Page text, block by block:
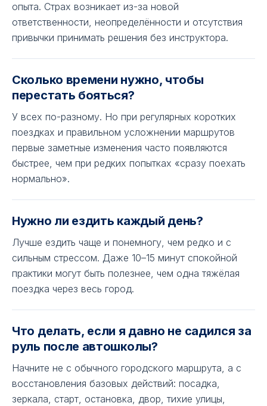
опыта. Страх возникает из-за новой
ответственности, неопределённости и отсутствия
привычки принимать решения без инструктора.
Сколько времени нужно, чтобы
перестать бояться?
У всех по-разному. Но при регулярных коротких
поездках и правильном усложнении маршрутов
первые заметные изменения часто появляются
быстрее, чем при редких попытках «сразу поехать
нормально».
Нужно ли ездить каждый день?
Лучше ездить чаще и понемногу, чем редко и с
сильным стрессом. Даже 10–15 минут спокойной
практики могут быть полезнее, чем одна тяжёлая
поездка через весь город.
Что делать, если я давно не садился за
руль после автошколы?
Начните не с обычного городского маршрута, а с
восстановления базовых действий: посадка,
зеркала, старт, остановка, двор, тихие улицы,